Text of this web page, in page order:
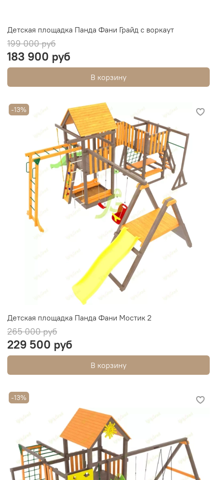
Детская площадка Панда Фани Грайд с воркаут
199 000 руб
183 900 руб
В корзину
-13%
Детская площадка Панда Фани Мостик 2
265 000 руб
229 500 руб
В корзину
-13%